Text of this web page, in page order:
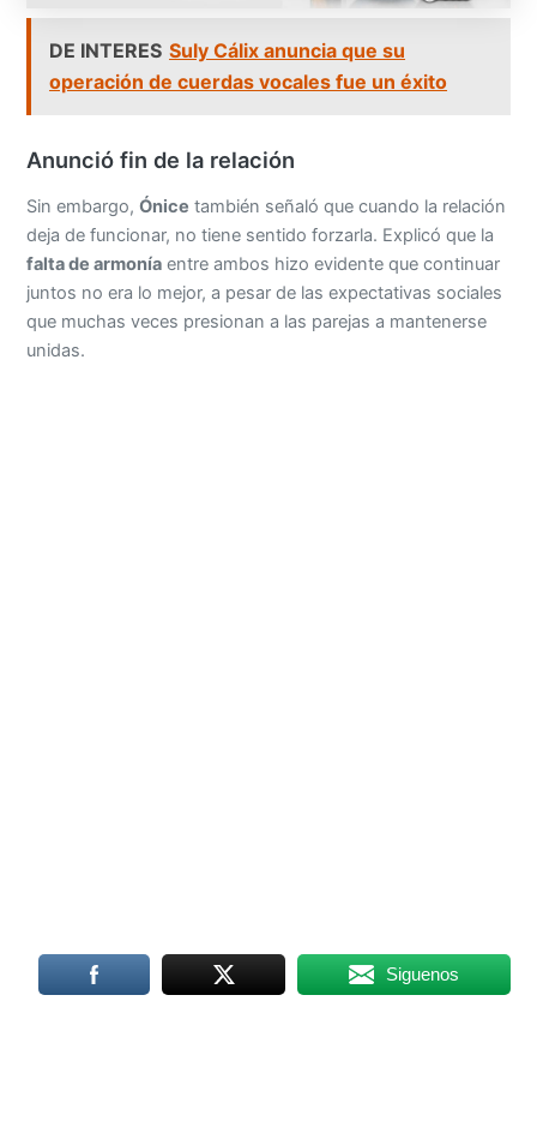
DE INTERES Suly Cálix anuncia que su
operación de cuerdas vocales fue un éxito
Anunció fin de la relación
Sin embargo,Ónice también señaló que cuando la relación
deja de funcionar, no tiene sentido forzarla. Explicó que la
falta de armonía entre ambos hizo evidente que continuar
juntos no era lo mejor, a pesar de las expectativas sociales
que muchas veces presionan a las parejas a mantenerse
unidas.
Siguenos